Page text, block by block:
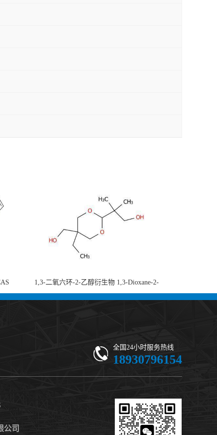
di-2-
1,3-二氧六环-2-乙醇衍生物 1,3-Dioxane-2-
ethanol, 5-ethyl-5-(hydroxymethyl)-β,β-
全国24小时服务热线
18930796154
公司